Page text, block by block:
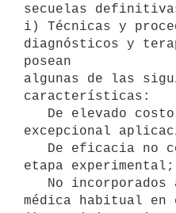
secuelas
i) Técnicas y
diagnósticos y
posean
algunas de las
características:
excepcional
etapa experimental;
médica habitual